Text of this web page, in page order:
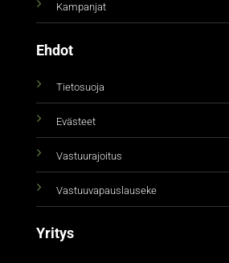
Kampanjat
Ehdot
Tietosuoja
Evästeet
Vastuurajoitus
Vastuuvapauslauseke
Yritys